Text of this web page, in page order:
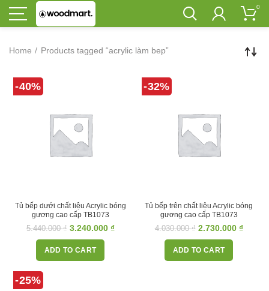
0
Home Products tagged “acrylic làm bep”
-40%
Tủ bếp dưới chất liệu Acrylic bóng
gương cao cấp TB1073
5.440.000₫ 3.240.000 ₫
ADD TO CART
-32%
Tủ bếp trên chất liệu Acrylic bóng
gương cao cấp TB1073
4.030.000₫ 2.730.000 ₫
ADD TO CART
-25%